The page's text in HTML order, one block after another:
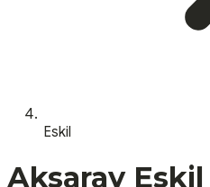
Eskil
Aksaray Eskil